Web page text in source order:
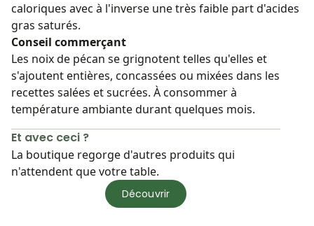
caloriques avec à l'inverse une très faible part d'acides
gras saturés.
Conseil commerçant
Les noix de pécan se grignotent telles qu'elles et
s'ajoutent entières, concassées ou mixées dans les
recettes salées et sucrées. À consommer à
température ambiante durant quelques mois.
Et avec ceci ?
La boutique regorge d'autres produits qui
n'attendent que votre table.
Découvrir